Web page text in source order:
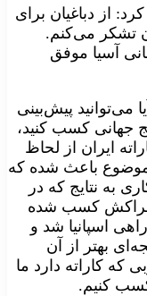
از دباغیان برای
تشکر می‌کنم.
آسیا موفق
می‌توانید پیش‌بینی
جهانی کسب کنید،
ایران از لحاظ
باعث شده که
به نتایج که در
مراکش کسب شده
اسپانیا شد و
بهتر از آن
کاراته دارد ما
کسب کنیم.